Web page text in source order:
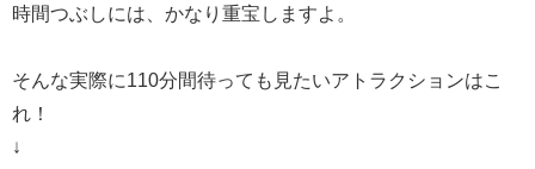
時間つぶしには、かなり重宝しますよ。
そんな実際に110分間待っても見たいアトラクションはこ
れ！
↓